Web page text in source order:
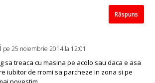
Răspuns
pe 25 noiembrie 2014 la 12:01
sa treaca cu masina pe acolo sau daca e asa
iubitor de rromi sa parcheze in zona si pe